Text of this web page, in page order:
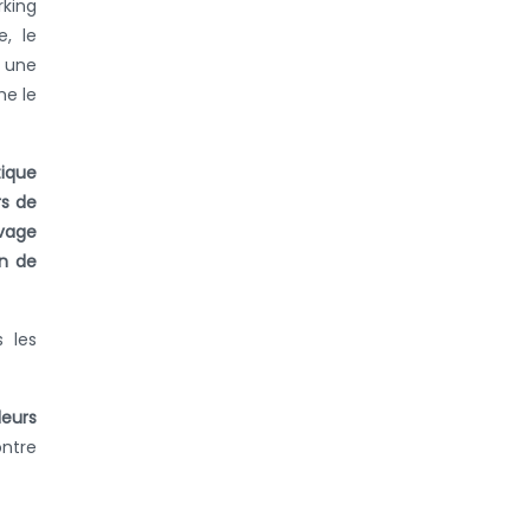
le
le
de
de
les